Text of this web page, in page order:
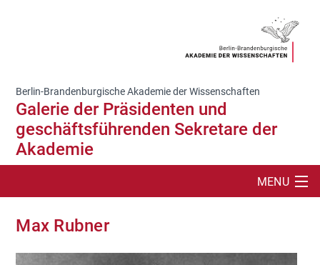
Berlin-Brandenburgische Akademie der Wissenschaften
Galerie der Präsidenten und
geschäftsführenden Sekretare der
Akademie
MENU
SUCHE
Max Rubner